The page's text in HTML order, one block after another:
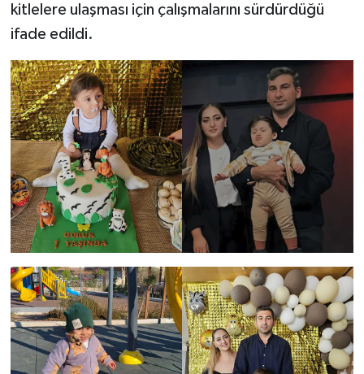
kitlelere ulaşması için çalışmalarını sürdürdüğü
ifade edildi.